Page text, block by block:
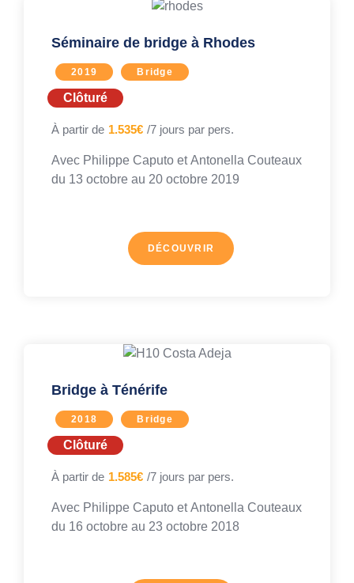
Séminaire de bridge à Rhodes
2019 Bridge
Clôturé
À partir de 1.535€ /7 jours par pers.
Avec Philippe Caputo et Antonella Couteaux
du 13 octobre au 20 octobre 2019
DÉCOUVRIR
Bridge à Ténérife
2018 Bridge
Clôturé
À partir de 1.585€ /7 jours par pers.
Avec Philippe Caputo et Antonella Couteaux
du 16 octobre au 23 octobre 2018